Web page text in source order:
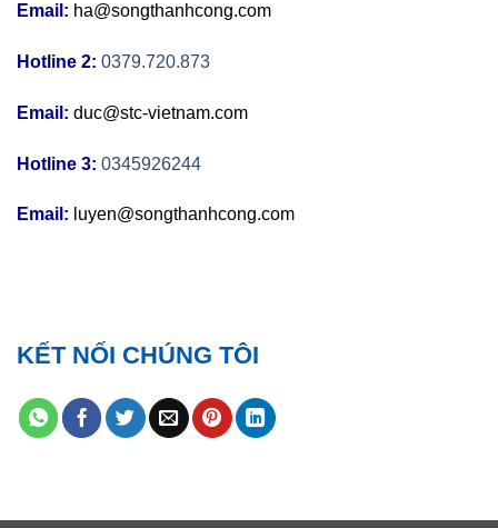
Email: ha@songthanhcong.com
Hotline 2: 0379.720.873
Email: duc@stc-vietnam.com
Hotline 3: 0345926244
Email: luyen@songthanhcong.com
KẾT NỐI CHÚNG TÔI